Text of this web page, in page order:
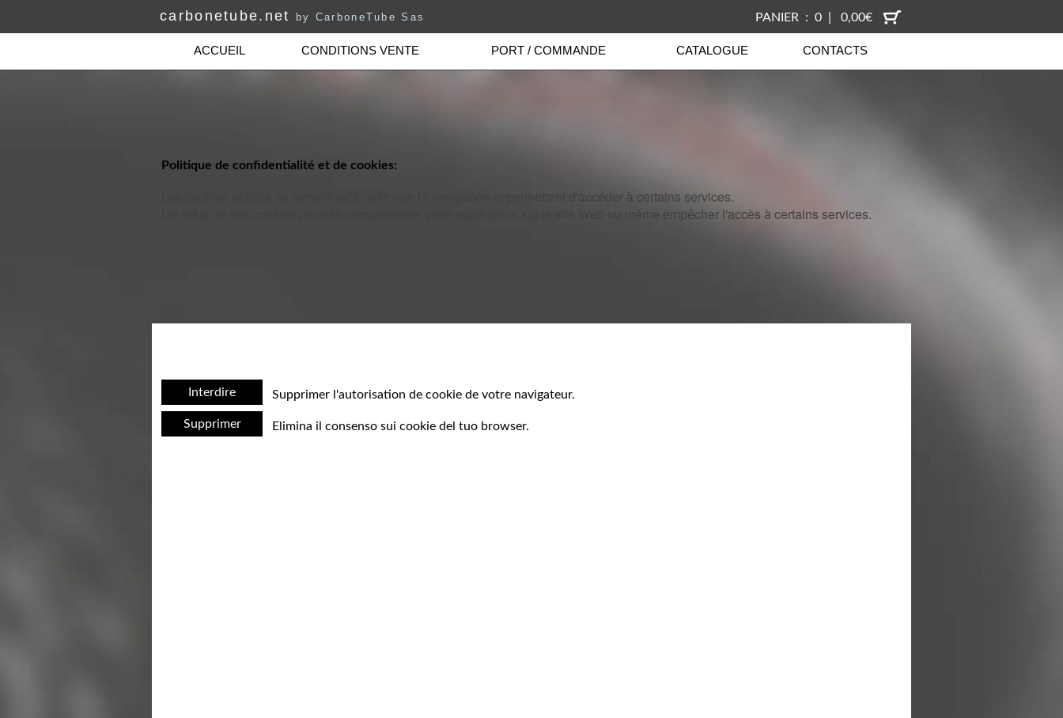
carbonetube.net by CarboneTube Sas PANIER : 0 | 0,00€
ACCUEIL CONDITIONS VENTE PORT / COMMANDE CATALOGUE CONTACTS
Politique de confidentialité et de cookies:
Les cookies utilisés ne servent qu'à optimiser la navigation et permettent d'accéder à certains services.
Un refus de ces cookies pourrait compromettre votre expérience sur le site Web ou même empêcher l'accès à certains services.
Interdire Supprimer l'autorisation de cookie de votre navigateur.
Supprimer Elimina il consenso sui cookie del tuo browser.